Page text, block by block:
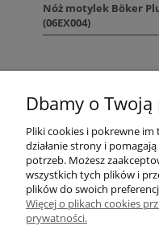
Nóż motylek Böker
(06EX004)
Dbamy o
Pliki cookies i pokrewne
działanie strony i
potrzeb. Możesz
wszystkich tych plików i
plików do swoich
Więcej o plikach cookies
prywatności.